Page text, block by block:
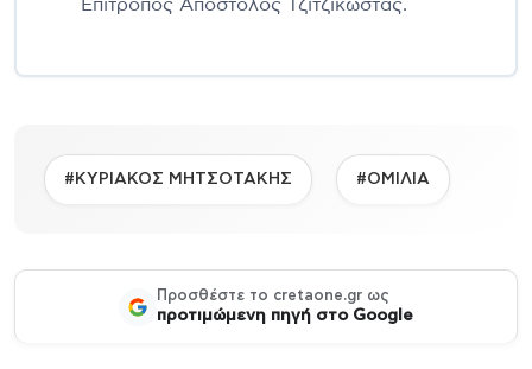
Επίτροπος Απόστολος Τζιτζικώστας.
#ΚΥΡΙΑΚΟΣ ΜΗΤΣΟΤΑΚΗΣ #ΟΜΙΛΙΑ
Προσθέστε το cretaone.gr ως
προτιμώμενη πηγή στο Google